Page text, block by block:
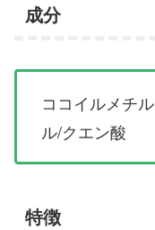
成分
ココイルメチ
ル/クエン酸
特徴